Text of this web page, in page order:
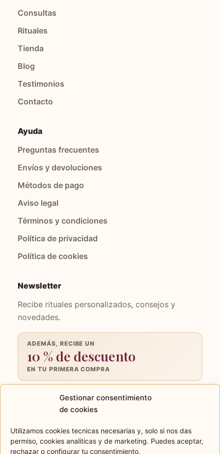
Gestionar consentimiento
de cookies
Utilizamos cookies tecnicas necesarias y, solo si nos das
permiso, cookies analiticas y de marketing. Puedes aceptar,
rechazar o configurar tu consentimiento.
Consultas
Rituales
Tienda
Blog
Testimonios
Contacto
Ayuda
Preguntas frecuentes
Envíos y devoluciones
Métodos de pago
Aviso legal
Términos y condiciones
Política de privacidad
Política de cookies
Newsletter
Recibe rituales personalizados, consejos y
novedades.
ADEMÁS, RECIBE UN
10 % de descuento
EN TU PRIMERA COMPRA
Quiero recibir
las novedades